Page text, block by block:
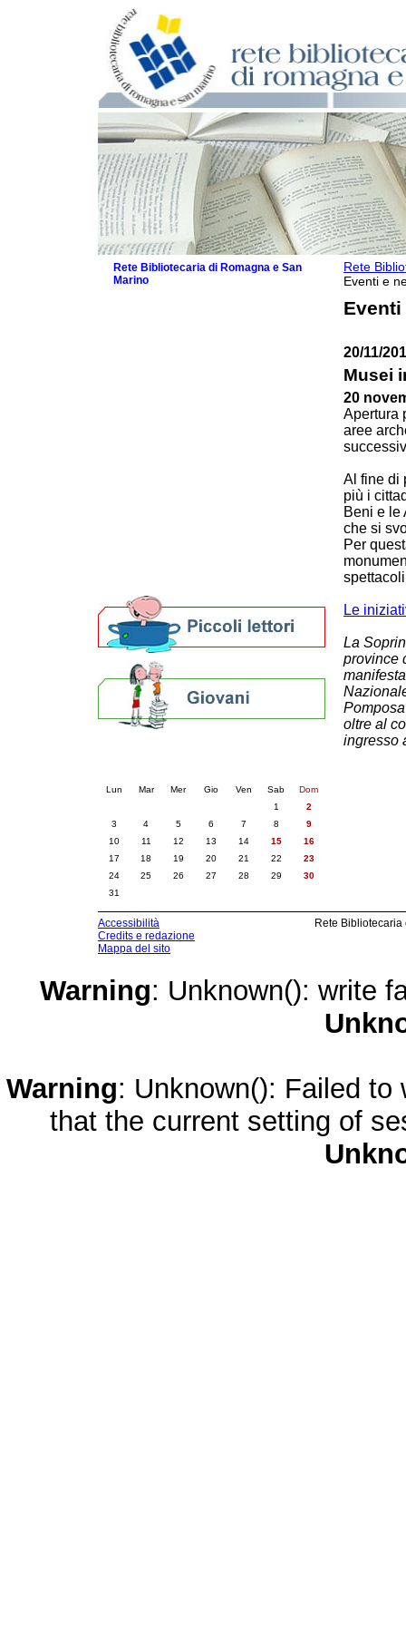
Rete
Eventi e
Eventi
20/11/
Musei
20
Apertura
aree
Al fine di
più i
Beni e le
che si
Per
Le
La
province
oltre al
ingresso
Rete Bibliotecaria di Romagna e San
Marino
Lun Mar Mer Gio Ven Sab
Dom
1
2
3
4 5 6 7 8
9
10
11 12 13 14 15
16
17
18 19 20 21 22
23
24
25 26 27 28 29
30
31
Accessibilità
Credits e redazione
Mappa del sito
Rete
Warning: Unknown(): write
Warning: Unknown(): Failed
that the current setting of